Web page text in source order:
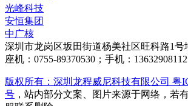
光峰科技
安恒集团
中广核
深圳市龙岗区坂田街道杨美社区旺科路1号
座机：0755-89370530；手机：
版权所有：深圳龙程威尼科技有限公司 粤
号 ，站内部分文案、图片来源于网络，若